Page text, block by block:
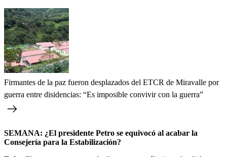
Firmantes de la paz fueron desplazados del ETCR de Miravalle por
guerra entre disidencias: “Es imposible convivir con la guerra”
SEMANA: ¿El presidente Petro se equivocó al acabar la
Consejería para la Estabilización?